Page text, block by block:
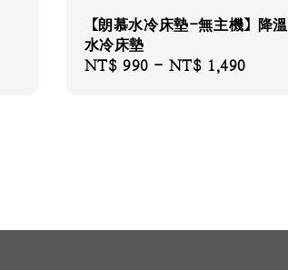
【朗慕水冷床墊-無主機】降溫
水冷床墊
Regular
NT$ 990 - NT$ 1,490